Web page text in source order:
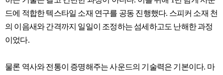
드에 적합한 텍스타일 소재 연구를 공동 진행했다. 스피커 소재 천
의 이음새와 간격까지 일일이 조정하는 섬세하고도 난해한 과정
이었다.
물론 역사와 전통이 증명해주는 사운드의 기술력은 기본이다. 마